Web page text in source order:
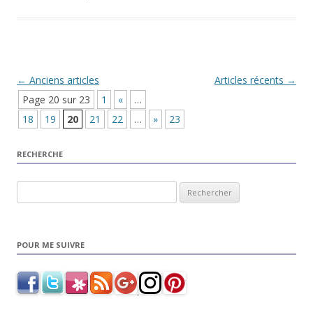
Navigation Article
← Anciens articles Articles récents →
Page 20 sur 23
1 «
…
18
19 20 21 22 … » 23
RECHERCHE
POUR ME SUIVRE